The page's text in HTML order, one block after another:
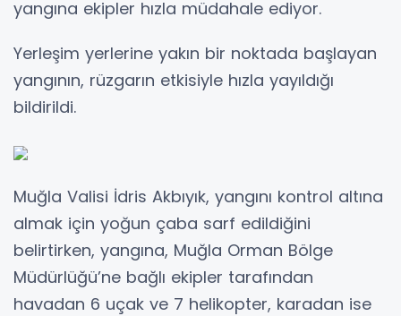
yangına ekipler hızla müdahale ediyor.
Yerleşim yerlerine yakın bir noktada başlayan
yangının, rüzgarın etkisiyle hızla yayıldığı
bildirildi.
Muğla Valisi İdris Akbıyık, yangını kontrol altına
almak için yoğun çaba sarf edildiğini
belirtirken, yangına, Muğla Orman Bölge
Müdürlüğü’ne bağlı ekipler tarafından
havadan 6 uçak ve 7 helikopter, karadan ise